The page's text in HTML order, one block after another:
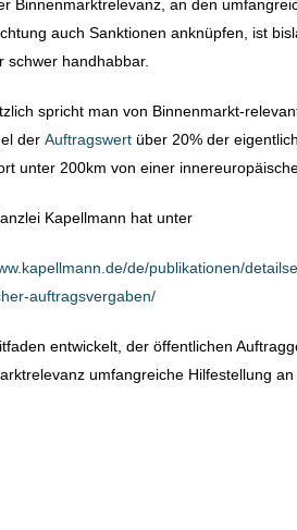
Binnenmarktrelevanz, an den
auch Sanktionen anknüpfen, ist
schwer handhabbar.
spricht man von Binnenmarkt-
der Auftragswert über 20% der
unter 200km von einer
Kapellmann hat unter
de/publikationen/
auftragsvergaben/
entwickelt, der öffentlichen
umfangreiche Hilfestellung an